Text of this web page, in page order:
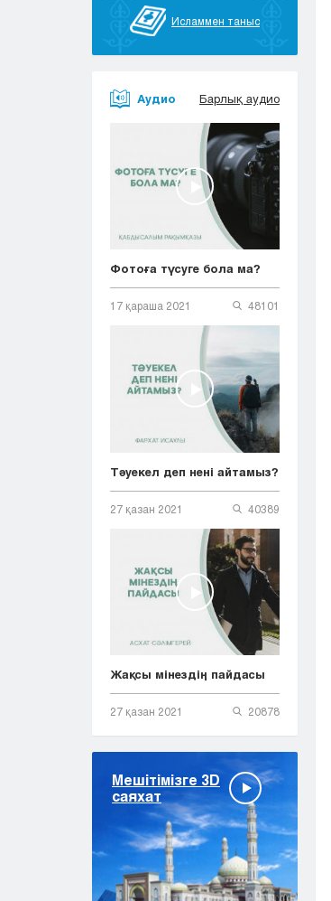
Исламмен таныс
Аудио Барлық аудио
Фотоға түсуге бола ма?
17 қараша 2021 48101
Тәуекел деп нені айтамыз?
27 қазан 2021 40389
Жақсы мінездің пайдасы
27 қазан 2021 20878
Мешітімізге 3D
саяхат